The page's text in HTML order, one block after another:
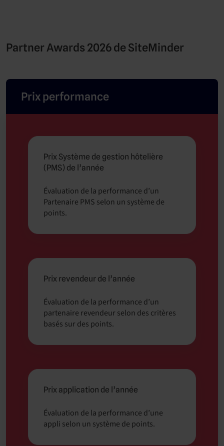
Partner Awards 2026 de SiteMinder
Prix performance
Prix Système de gestion hôtelière
(PMS) de l’année
Évaluation de la performance d’un
Partenaire PMS selon un système de
points.
Prix revendeur de l’année
Évaluation de la performance d’un
partenaire revendeur selon des critères
basés sur des points.
Prix application de l’année
Évaluation de la performance d’une
appli selon un système de points.